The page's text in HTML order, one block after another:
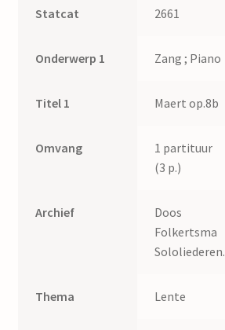
Statcat 2661
Onderwerp 1 Zang ; Piano
Titel 1 Maert op.8b
Omvang
1 partituur
(3 p.)
Archief
Doos
Folkertsma
Sololiederen.
Thema Lente